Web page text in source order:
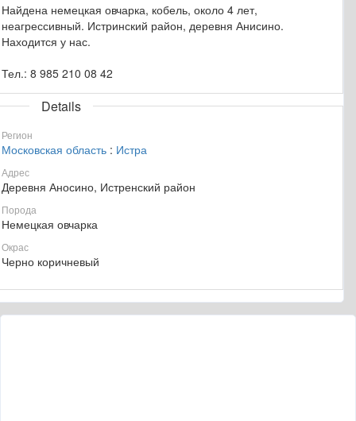
Найдена немецкая овчарка, кобель, около 4 лет,
неагрессивный. Истринский район, деревня Анисино.
Находится у нас.
Тел.: 8 985 210 08 42
Details
Регион
Московская область : Истра
Адрес
Деревня Аносино, Истренский район
Порода
Немецкая овчарка
Окрас
Черно коричневый